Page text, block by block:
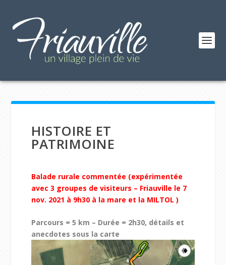
HISTOIRE ET
PATRIMOINE
Balade rurale commentée (expérimentée
avec 3 groupes de visiteurs – Friauville le 7
nov. 2021 à 9h30 à la mare et la MILTOL )
Parcours = 5 km – Durée = 2h30, détails et
anecdotes sous la carte